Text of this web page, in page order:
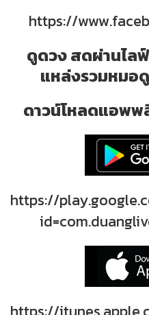
https://
ดูดวง สดผ่านไล
แหล่งรวมหมอ
ดาวน์โหลดแอพพ
https://